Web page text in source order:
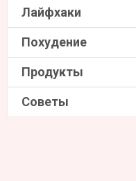
Лайфхаки
Похудение
Продукты
Советы